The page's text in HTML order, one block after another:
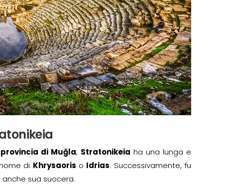
provincia di Muğla, Stratonikeia ha una lunga e
di Khrysaoris o Idrias. Successivamente, fu
anche sua suocera.